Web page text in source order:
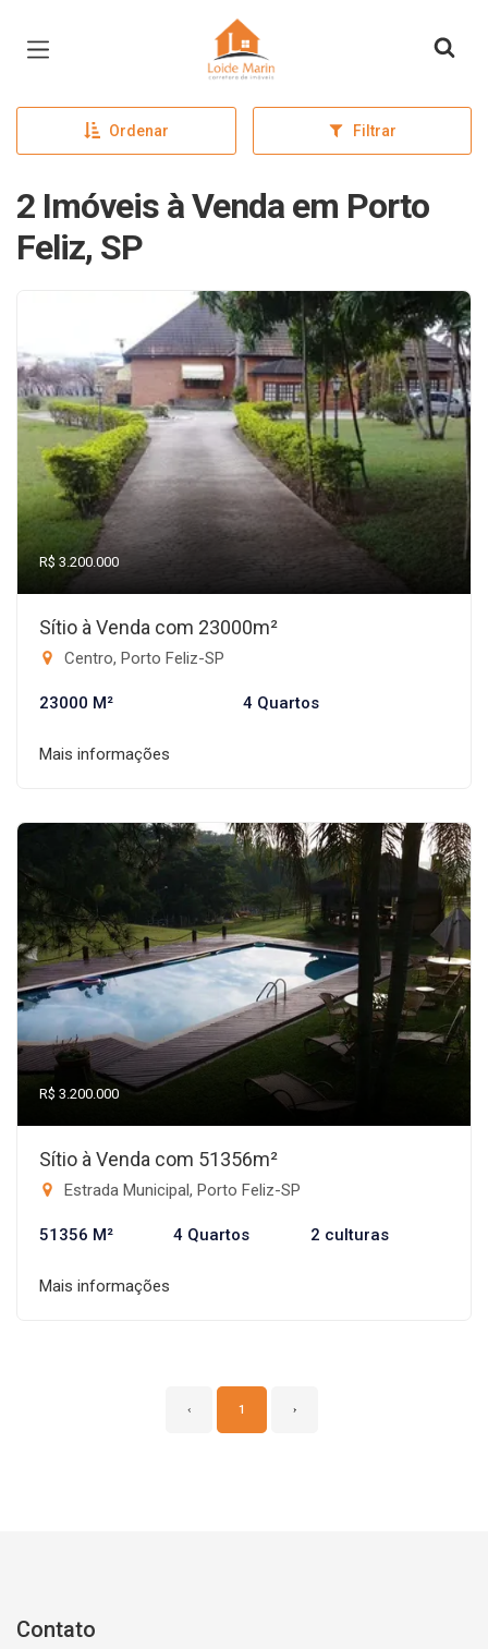
Página inicial
Ordenar Filtrar
2 Imóveis à Venda em Porto
Feliz, SP
R$ 3.200.000
Sítio à Venda com 23000m²
Centro, Porto Feliz-SP
23000 M² 4 Quartos
Mais informações
R$ 3.200.000
Sítio à Venda com 51356m²
Estrada Municipal, Porto Feliz-SP
51356 M² 4 Quartos 2 culturas
Mais informações
‹ 1 ›
Contato